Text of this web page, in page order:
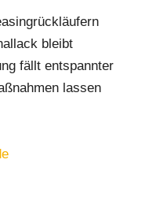
bleibt
fällt entspannter
lassen